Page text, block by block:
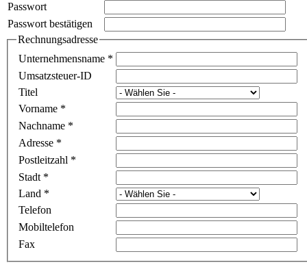
Passwort
Passwort bestätigen
Rechnungsadresse
Unternehmensname *
Umsatzsteuer-ID
Titel
Vorname *
Nachname *
Adresse *
Postleitzahl *
Stadt *
Land *
Telefon
Mobiltelefon
Fax